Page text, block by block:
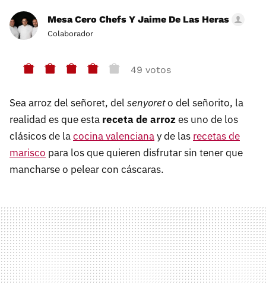
Mesa Cero Chefs Y Jaime De Las Heras
Colaborador
49 votos
Sea arroz del señoret, del senyoreto del señorito, la
realidad es que esta receta de arrozes uno de los
clásicos de lacocina valencianay de las recetas de
marisco para los que quieren disfrutar sin tener que
mancharse o pelear con cáscaras.